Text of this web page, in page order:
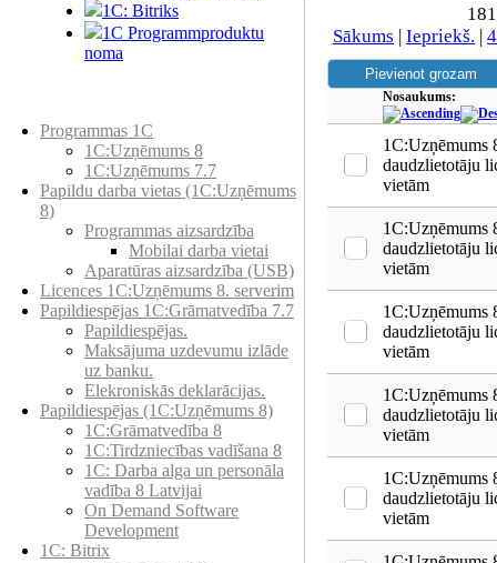
1C: Bitriks
1C Programmproduktu
noma
Programmas 1C
1C:Uzņēmums 8
1C:Uzņēmums 7.7
Papildu darba vietas (1C:Uzņēmums
8)
Programmas aizsardzība
Mobilai darba vietai
Aparatūras aizsardzība (USB)
Licences 1C:Uzņēmums 8. serverim
Papildiespējas 1C:Grāmatvedība 7.7
Papildiespējas.
Maksājuma uzdevumu izlāde
uz banku.
Elekroniskās deklarācijas.
Papildiespējas (1C:Uzņēmums 8)
1C:Grāmatvedība 8
1C:Tirdzniecības vadīšana 8
1С: Darba alga un personāla
vadība 8 Latvijai
On Demand Software
Development
1C: Bitrix
Sākums | Iepriekš. | 4
Nosaukums:
1C:Uzņēmums
daudzlietotāju
vietām
1C:Uzņēmums
daudzlietotāju
vietām
1C:Uzņēmums
daudzlietotāju
vietām
1C:Uzņēmums
daudzlietotāju
vietām
1C:Uzņēmums
daudzlietotāju
vietām